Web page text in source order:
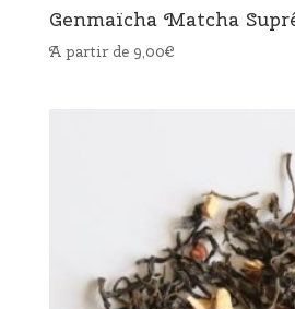
Genmaïcha Matcha
A partir de 9,00€